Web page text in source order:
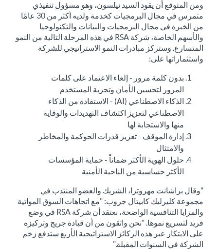
ومن المتوقع أن يقود السيد نيلسون، وهو مسؤول تنفيذي
متمرس في مجال البرمجيات كخدمة ولديه أكثر من 30 عامًا
من الخبرة في مجال البرمجيات والبيانات والتكنولوجيا
والأسهم الخاصة، شركة RSA في هذه المرحلة التالية من النمو
المتسارع. وستركز مبادرات النمو الاستراتيجي للشركة
واستثماراتها على:
بدون كلمة مرور - إلغاء الاعتماد على كلمات
المرور لتحسين الأمان وتجربة المستخدم
الذكاء الاصطناعي (AI) - الاستفادة من الذكاء
الاصطناعي لتعزيز اكتشاف التهديدات والوقاية
منها والاستجابة لها
إدارة الموقف - تعزيز قدرات الحوكمة والمخاطر
والامتثال
حلول الهوية الأكثر ضماناً - حماية المؤسسات
الأكثر حساسية من الناحية الأمنية
"وقال براشانت مهروترا، الشريك والعضو المنتدب في
مجموعة كليرليك كابيتال جروب: "مع اتجاهات السوق المواتية
والمزايا التنافسية الواضحة، نعتقد أن شركة RSA في وضع
فريد لتسريع نموها. "نحن واثقون من أن قيادة جريج وتركيزه
على الابتكار عبر هذه الركائز الاستراتيجية الأربع ستدفع زخم
الشركة في السنوات المقبلة."